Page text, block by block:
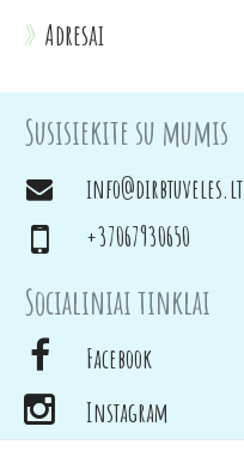
Adresai
Susisiekite su mumis
info@dirbtuveles.lt
+37067930650
Socialiniai tinklai
Facebook
Instagram